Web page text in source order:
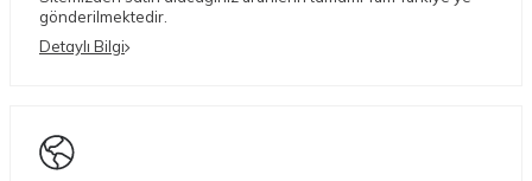
gönderilmektedir.
Detaylı Bilgi